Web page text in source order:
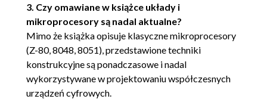
Buforowanie wyprowadzeń (54)
Dołączenie ekspanderów (54)
Zwiększenie liczby przerwań (56)
Układ pracy krokowej (57)
Jednostka centralna 8051 (57)
Opis wyprowadzeń 8051 (59)
3. Czy omawiane w książce układy i
mikroprocesory są nadal aktualne?
Mimo że książka opisuje klasyczne mikroprocesory
(Z-80, 8048, 8051), przedstawione techniki
konstrukcyjne są ponadczasowe i nadal
wykorzystywane w projektowaniu współczesnych
urządzeń cyfrowych.